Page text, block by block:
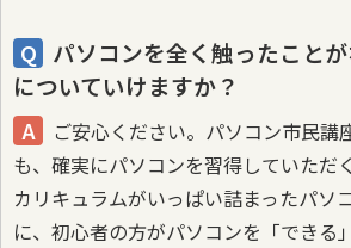
パソコンを全く触ったこと
についていけますか？
ご安心ください。パソコン市民講
も、確実にパソコンを習得していただ
カリキュラムがいっぱい詰まったパソ
に、初心者の方がパソコンを「できる